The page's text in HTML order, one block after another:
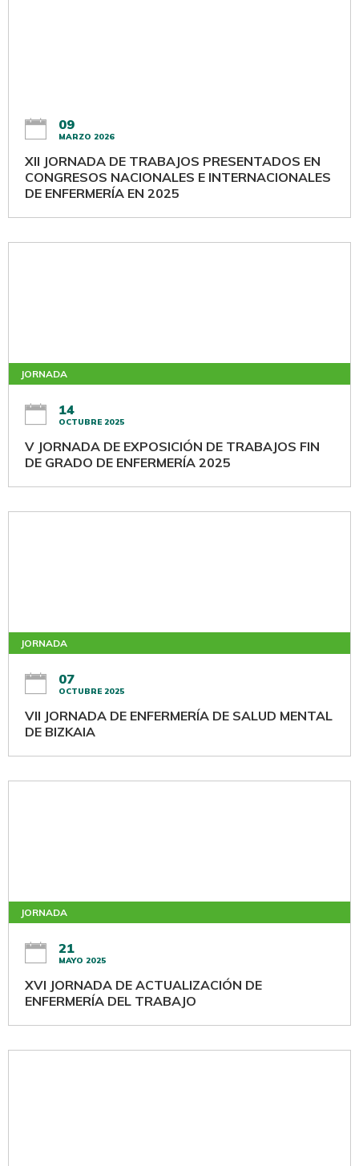
09
MARZO 2026
XII JORNADA DE TRABAJOS PRESENTADOS EN
CONGRESOS NACIONALES E INTERNACIONALES
DE ENFERMERÍA EN 2025
JORNADA
14
OCTUBRE 2025
V JORNADA DE EXPOSICIÓN DE TRABAJOS FIN
DE GRADO DE ENFERMERÍA 2025
JORNADA
07
OCTUBRE 2025
VII JORNADA DE ENFERMERÍA DE SALUD MENTAL
DE BIZKAIA
JORNADA
21
MAYO 2025
XVI JORNADA DE ACTUALIZACIÓN DE
ENFERMERÍA DEL TRABAJO